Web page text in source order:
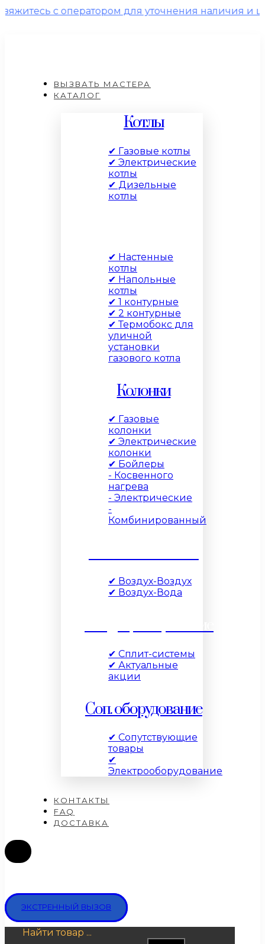
с оператором для уточнения наличия и цены!
ВЫЗВАТЬ МАСТЕРА
КАТАЛОГ
Котлы
✔ Газовые котлы
✔ Электрические
котлы
✔ Дизельные
котлы
✔ Настенные
котлы
✔ Напольные
котлы
✔ 1 контурные
✔ 2 контурные
✔ Термобокс для
уличной
установки
газового котла
Колонки
✔ Газовые
колонки
✔ Электрические
колонки
✔ Бойлеры
- Косвенного
нагрева
- Электрические
-
Комбинированный
✔ Воздух-Воздух
✔ Воздух-Вода
✔ Сплит-системы
✔ Актуальные
акции
Соп. оборудование
✔ Сопутствующие
товары
✔
Электрооборудование
КОНТАКТЫ
FAQ
ДОСТАВКА
ЭКСТРЕННЫЙ ВЫЗОВ
Найти товар ...